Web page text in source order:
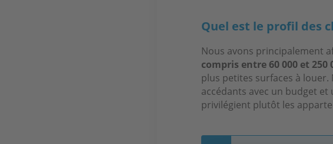
Quel est le profil des
Nous avons principalement
compris entre 60 000 et 250
plus petites surfaces à louer.
accédants avec un budget
privilégient plutôt les